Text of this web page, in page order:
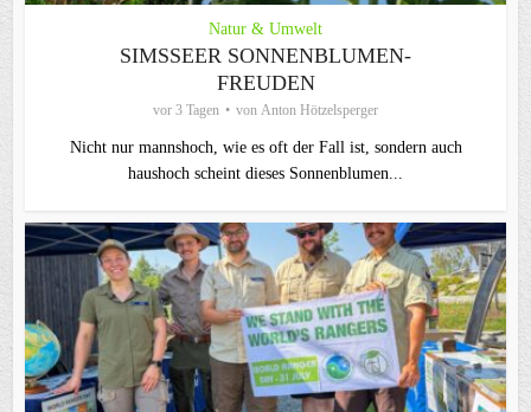
Natur & Umwelt
SIMSSEER SONNENBLUMEN-
FREUDEN
vor 3 Tagen von Anton Hötzelsperger
Nicht nur mannshoch, wie es oft der Fall ist, sondern auch
haushoch scheint dieses Sonnenblumen...